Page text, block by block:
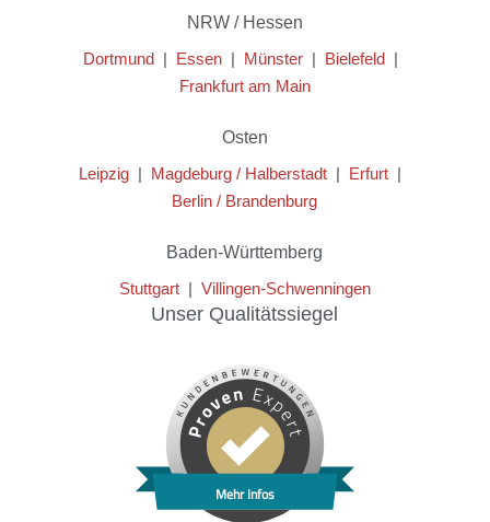
NRW / Hessen
Dortmund | Essen | Münster | Bielefeld |
Frankfurt am Main
Osten
Leipzig | Magdeburg / Halberstadt | Erfurt |
Berlin / Brandenburg
Baden-Württemberg
Stuttgart | Villingen-Schwenningen
Unser Qualitätssiegel
Mehr Infos